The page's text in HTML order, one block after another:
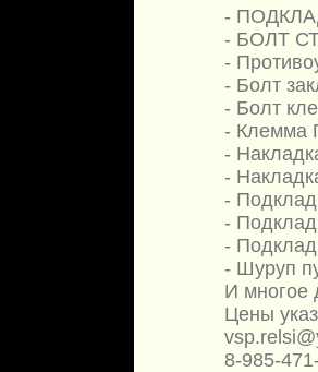
-
- БОЛТ
-
- Болт
- Болт
- Клемма
-
-
-
-
-
- Шуруп
И многое
Цены
8-985-